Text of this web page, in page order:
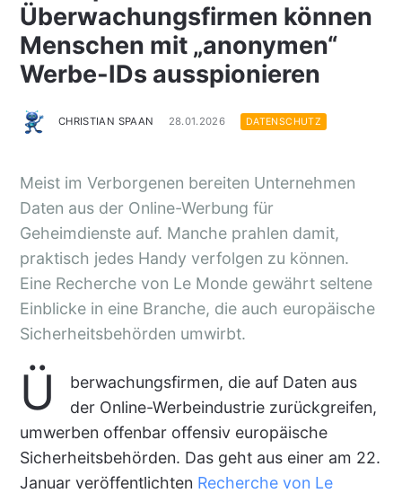
Überwachungsfirmen können
Menschen mit „anonymen“
Werbe-IDs ausspionieren
CHRISTIAN SPAAN 28.01.2026 DATENSCHUTZ
Meist im Verborgenen bereiten Unternehmen
Daten aus der Online-Werbung für
Geheimdienste auf. Manche prahlen damit,
praktisch jedes Handy verfolgen zu können.
Eine Recherche von Le Monde gewährt seltene
Einblicke in eine Branche, die auch europäische
Sicherheitsbehörden umwirbt.
Ü
berwachungsfirmen, die auf Daten aus
der Online-Werbeindustrie zurückgreifen,
umwerben offenbar offensiv europäische
Sicherheitsbehörden. Das geht aus einer am 22.
Januar veröffentlichten Recherche von Le